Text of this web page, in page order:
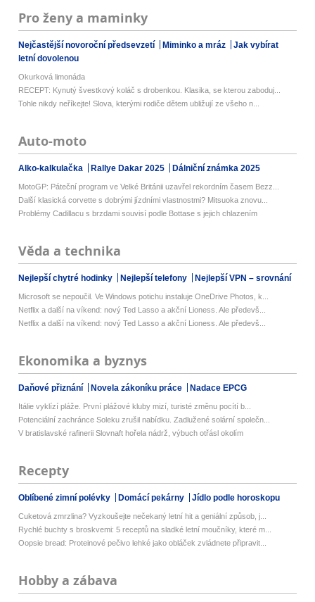
Pro ženy a maminky
Nejčastější novoroční předsevzetí Miminko a mráz
Jak vybírat
letní dovolenou
Okurková limonáda
RECEPT: Kynutý švestkový koláč s drobenkou. Klasika, se kterou zaboduj...
Tohle nikdy neříkejte! Slova, kterými rodiče dětem ubližují ze všeho n...
Auto-moto
Alko-kalkulačka Rallye Dakar 2025 Dálniční známka 2025
MotoGP: Páteční program ve Velké Británii uzavřel rekordním časem Bezz...
Další klasická corvette s dobrými jízdními vlastnostmi? Mitsuoka znovu...
Problémy Cadillacu s brzdami souvisí podle Bottase s jejich chlazením
Věda a technika
Nejlepší chytré hodinky Nejlepší telefony Nejlepší VPN – srovnání
Microsoft se nepoučil. Ve Windows potichu instaluje OneDrive Photos, k...
Netflix a další na víkend: nový Ted Lasso a akční Lioness. Ale předevš...
Netflix a další na víkend: nový Ted Lasso a akční Lioness. Ale předevš...
Ekonomika a byznys
Daňové přiznání Novela zákoníku práce Nadace EPCG
Itálie vyklízí pláže. První plážové kluby mizí, turisté změnu pocítí b...
Potenciální zachránce Soleku zrušil nabídku. Zadlužené solární společn...
V bratislavské rafinerii Slovnaft hořela nádrž, výbuch otřásl okolím
Recepty
Oblíbené zimní polévky Domácí pekárny Jídlo podle horoskopu
Cuketová zmrzlina? Vyzkoušejte nečekaný letní hit a geniální způsob, j...
Rychlé buchty s broskvemi: 5 receptů na sladké letní moučníky, které m...
Oopsie bread: Proteinové pečivo lehké jako obláček zvládnete připravit...
Hobby a zábava